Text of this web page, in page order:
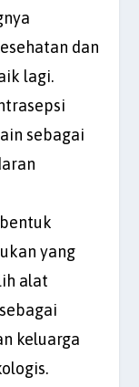
dan
lagi.
sebagai
yang
alat
keluarga